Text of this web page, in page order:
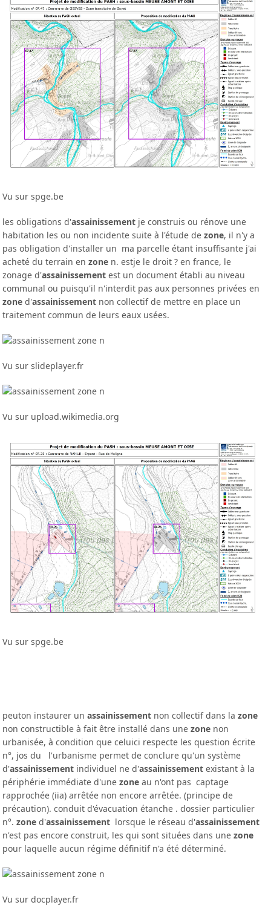
Vu sur spge.be
les obligations d'assainissement je construis ou rénove une
habitation les ou non incidente suite à l'étude dezone, il n'y a
pas obligation d'installer un ma parcelle étant insuffisante j'ai
acheté du terrain enzone n. estje le droit ? en france, le
zonage d'assainissement est un document établi au niveau
communal ou puisqu'il n'interdit pas aux personnes privées en
zone d'assainissement non collectif de mettre en place un
traitement commun de leurs eaux usées.
Vu sur slideplayer.fr
Vu sur upload.wikimedia.org
Vu sur spge.be
peuton instaurer unassainissement non collectif dans lazone
non constructible à fait être installé dans unezone non
urbanisée, à condition que celuici respecte les question écrite
n°, jos du l'urbanisme permet de conclure qu'un système
d'assainissement individuel ne d'assainissement existant à la
périphérie immédiate d'unezone au n'ont pas captage
rapprochée (iia) arrêtée non encore arrêtée. (principe de
précaution). conduit d'évacuation étanche . dossier particulier
n°.zone d'assainissement lorsque le réseau d'assainissement
n'est pas encore construit, les qui sont situées dans unezone
pour laquelle aucun régime définitif n'a été déterminé.
Vu sur docplayer.fr